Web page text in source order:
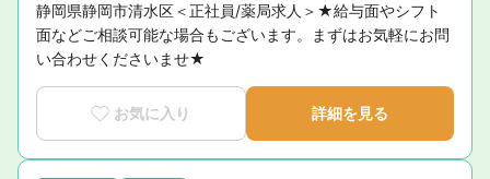
静岡県静岡市清水区＜正社員/薬局求人＞★給与面やシフト
面などご相談可能な場合もございます。まずはお気軽にお問
い合わせくださいませ★
お気に入り 詳細を見る